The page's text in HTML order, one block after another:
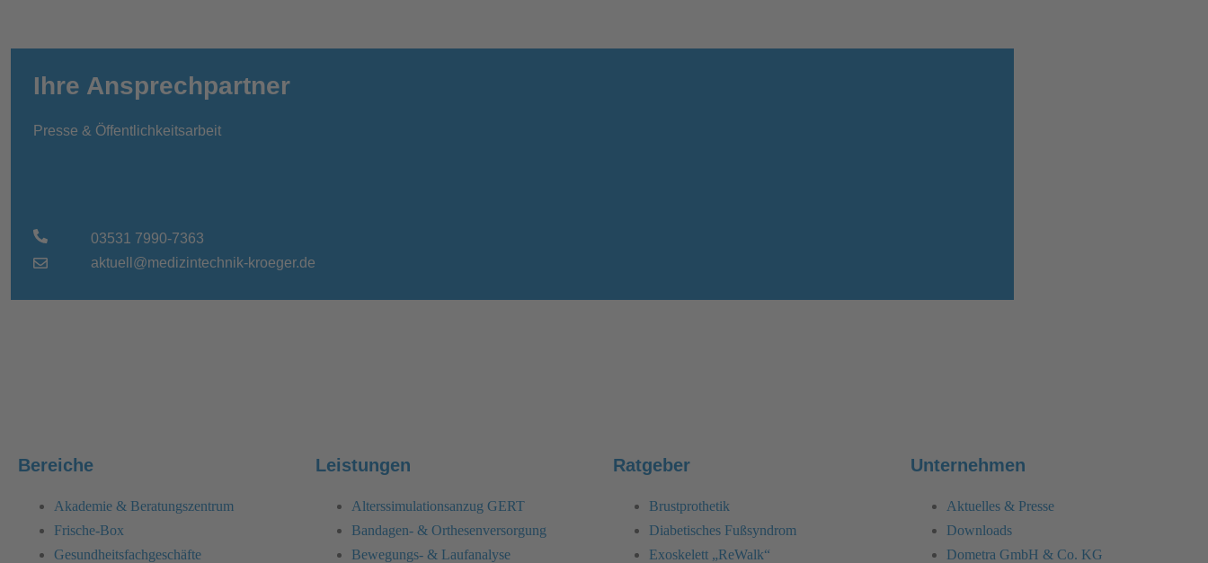
Ihre Ansprechpartner
Presse & Öffentlichkeitsarbeit
03531 7990-7363
aktuell@medizintechnik-kroeger.de
Bereiche
Akademie & Beratungszentrum
Frische-Box
Gesundheitsfachgeschäfte
Leistungen
Alterssimulationsanzug GERT
Bandagen- & Orthesenversorgung
Bewegungs- & Laufanalyse
Ratgeber
Brustprothetik
Diabetisches Fußsyndrom
Exoskelett „ReWalk“
Unternehmen
Aktuelles & Presse
Downloads
Dometra GmbH & Co. KG